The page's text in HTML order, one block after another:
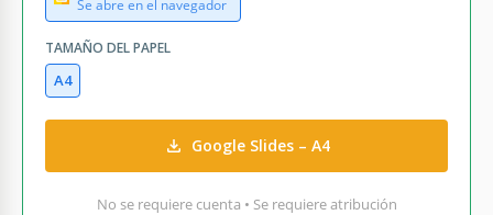
Se abre en el navegador
TAMAÑO DEL PAPEL
A4
Google Slides – A4
No se requiere cuenta • Se requiere atribución